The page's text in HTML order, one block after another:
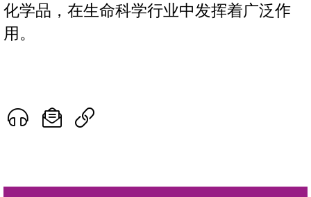
化学品，在生命科学行业中发挥着广泛作
用。